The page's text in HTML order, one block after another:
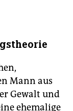
Mann aus
Gewalt und
ehemalige